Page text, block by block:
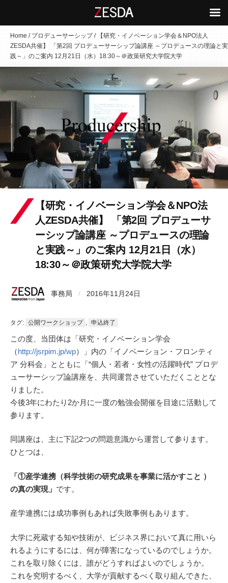
コ
ン
テ
へ
プ
Home /プロデューサーシップ/ 【研究・イノベーション学会＆NPO法人
ZESDA共催】 「第2回 プロデューサーシップ論講座 ～プロデュースの理論と実
践～」のご案内 12月21日（水）18:30～＠政策研究大学院大学
【研究・イノベーション学会＆NPO法
人ZESDA共催】 「第2回 プロデューサ
ーシップ論講座 ～プロデュースの理論
と実践～」のご案内 12月21日（水）
18:30～＠政策研究大学院大学
事務局 / 2016年11月24日
タグ: 公開ワークショップ , 申込終了
この度、当団体は「研究・イノベーション学会
（http://jsrpim.jp/wp）」内の「イノベーション・フロンティ
ア 分科会」とともに「“個人・若者・女性の活躍時代” プロデ
ューサーシップ論講座を、共同運営させていただくこととな
りました。
今後3年にわたり2か月に一度の勉強会開催を目途に活動して
参ります。
同講座は、主に下記2つの問題意識から運営して参ります。
ひとつは、
「①産学連携（科学技術の研究成果を事業に活かすこと ）
の真の実現」 です。
産学連携には成功事例もあれば失敗事例もあります。
大学に死蔵する知や技術が、ビジネス界において真に用いら
れるようにするには、何が障害になっているのでしょうか。
これを取り除くには、誰がどうすればよいのでしょうか。
これを究明するべく、大学が貢献するべく取り組んできた、